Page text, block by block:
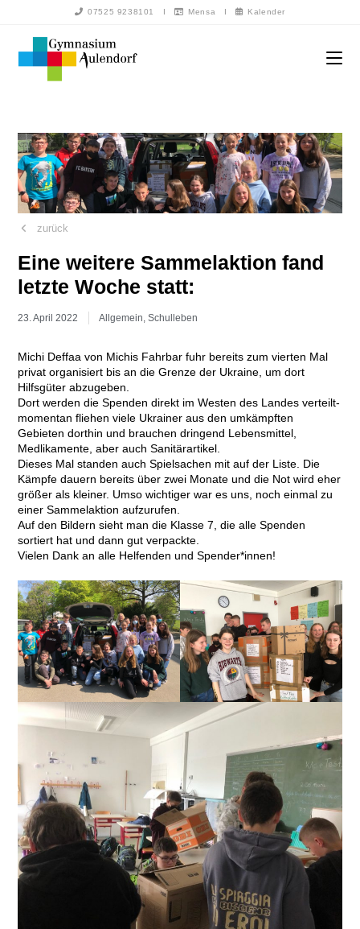
07525 9238101 I Mensa I Kalender
zurück
Eine weitere Sammelaktion fand
letzte Woche statt:
23. April 2022 Allgemein ,Schulleben
Michi Deffaa von Michis Fahrbar fuhr bereits zum vierten Mal
privat organisiert bis an die Grenze der Ukraine, um dort
Hilfsgüter abzugeben.
Dort werden die Spenden direkt im Westen des Landes verteilt-
momentan fliehen viele Ukrainer aus den umkämpften
Gebieten dorthin und brauchen dringend Lebensmittel,
Medlikamente, aber auch Sanitärartikel.
Dieses Mal standen auch Spielsachen mit auf der Liste. Die
Kämpfe dauern bereits über zwei Monate und die Not wird eher
größer als kleiner. Umso wichtiger war es uns, noch einmal zu
einer Sammelaktion aufzurufen.
Auf den Bildern sieht man die Klasse 7, die alle Spenden
sortiert hat und dann gut verpackte.
Vielen Dank an alle Helfenden und Spender*innen!